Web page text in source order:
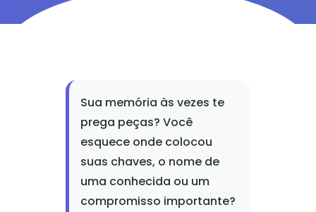
Sua memória às vezes te
prega peças? Você
esquece onde colocou
suas chaves, o nome de
uma conhecida ou um
compromisso importante?